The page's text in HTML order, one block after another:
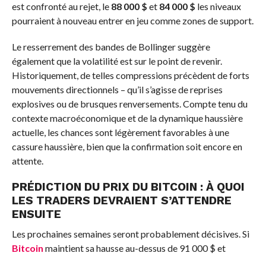
est confronté au rejet, le 88 000 $ et 84 000 $ les niveaux
pourraient à nouveau entrer en jeu comme zones de support.
Le resserrement des bandes de Bollinger suggère
également que la volatilité est sur le point de revenir.
Historiquement, de telles compressions précèdent de forts
mouvements directionnels – qu’il s’agisse de reprises
explosives ou de brusques renversements. Compte tenu du
contexte macroéconomique et de la dynamique haussière
actuelle, les chances sont légèrement favorables à une
cassure haussière, bien que la confirmation soit encore en
attente.
PRÉDICTION DU PRIX DU BITCOIN : À QUOI
LES TRADERS DEVRAIENT S’ATTENDRE
ENSUITE
Les prochaines semaines seront probablement décisives. Si
Bitcoin maintient sa hausse au-dessus de 91 000 $ et